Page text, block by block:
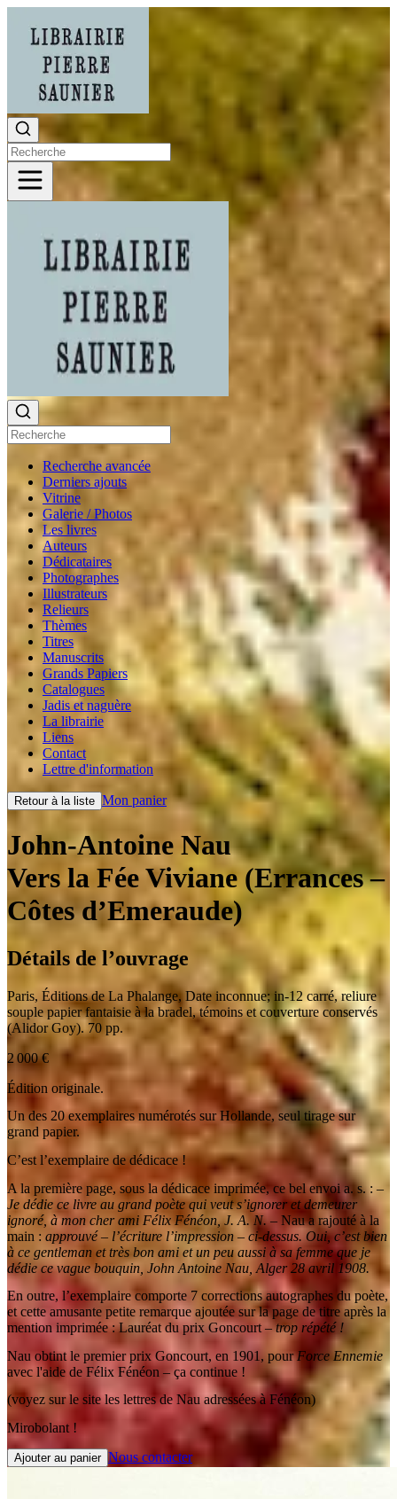
Recherche avancée
Derniers ajouts
Vitrine
Galerie / Photos
Les livres
Auteurs
Dédicataires
Photographes
Illustrateurs
Relieurs
Thèmes
Titres
Manuscrits
Grands Papiers
Catalogues
Jadis et naguère
La librairie
Liens
Contact
Lettre d'information
Retour à la liste Mon panier
John-Antoine Nau
Vers la Fée Viviane (Errances –
Côtes d’Emeraude)
Détails de l’ouvrage
Paris, Éditions de La Phalange, Date inconnue; in-12 carré, reliure
souple papier fantaisie à la bradel, témoins et couverture conservés
(Alidor Goy). 70 pp.
2 000€
Édition originale.
Un des 20 exemplaires numérotés sur Hollande, seul tirage sur
grand papier.
C’est l’exemplaire de dédicace !
A la première page, sous la dédicace imprimée, ce bel envoi a. s. : –
Je dédie ce livre au grand poète qui veut s’ignorer et demeurer
ignoré, à mon cher ami Félix Fénéon, J. A. N. – Nau a rajouté à la
main : approuvé – l’écriture l’impression – ci-dessus. Oui, c’est bien
à ce gentleman et très bon ami et un peu aussi à sa femme que je
dédie ce vague bouquin, John Antoine Nau, Alger 28 avril 1908.
En outre, l’exemplaire comporte 7 corrections autographes du poète,
et cette amusante petite remarque ajoutée sur la page de titre après la
mention imprimée : Lauréat du prix Goncourt –trop répété !
Nau obtint le premier prix Goncourt, en 1901, pourForce Ennemie
avec l'aide de Félix Fénéon – ça continue !
(voyez sur le site les lettres de Nau adressées à Fénéon)
Mirobolant !
Ajouter au panier Nous contacter